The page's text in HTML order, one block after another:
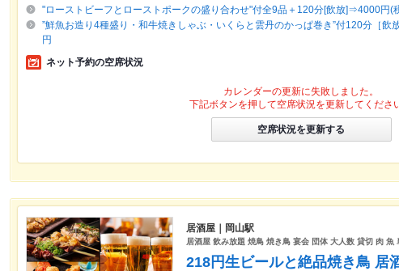
"ローストビーフとローストポークの盛り合わせ"付全9品＋120分[飲放]⇒4000円(
”鮮魚お造り4種盛り・和牛焼きしゃぶ・いくらと雲丹のかっぱ巻き”付120分［飲
円
ネット予約の空席状況
カレンダーの更新に失敗しました。
下記ボタンを押して空席状況を更新してくださ
空席状況を更新する
居酒屋｜岡山駅
居酒屋 飲み放題 焼鳥 焼き鳥 宴会 団体 大人数 貸切 肉 魚
218円生ビールと絶品焼き鳥 居